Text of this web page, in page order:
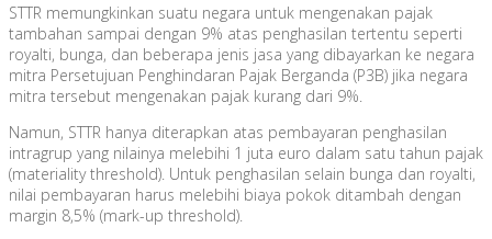
STTR memungkinkan suatu negara untuk mengenakan pajak
tambahan sampai dengan 9% atas penghasilan tertentu seperti
royalti, bunga, dan beberapa jenis jasa yang dibayarkan ke negara
mitra Persetujuan Penghindaran Pajak Berganda (P3B) jika negara
mitra tersebut mengenakan pajak kurang dari 9%.
Namun, STTR hanya diterapkan atas pembayaran penghasilan
intragrup yang nilainya melebihi 1 juta euro dalam satu tahun pajak
(materiality threshold). Untuk penghasilan selain bunga dan royalti,
nilai pembayaran harus melebihi biaya pokok ditambah dengan
margin 8,5% (mark-up threshold).